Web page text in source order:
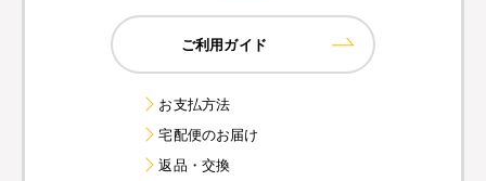
ご利用ガイド
お支払方法
宅配便のお届け
返品・交換